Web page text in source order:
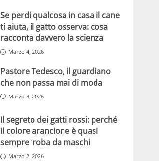
Se perdi qualcosa in casa il cane
ti aiuta, il gatto osserva: cosa
racconta davvero la scienza
Marzo 4, 2026
Pastore Tedesco, il guardiano
che non passa mai di moda
Marzo 3, 2026
Il segreto dei gatti rossi: perché
il colore arancione è quasi
sempre ‘roba da maschi
Marzo 2, 2026